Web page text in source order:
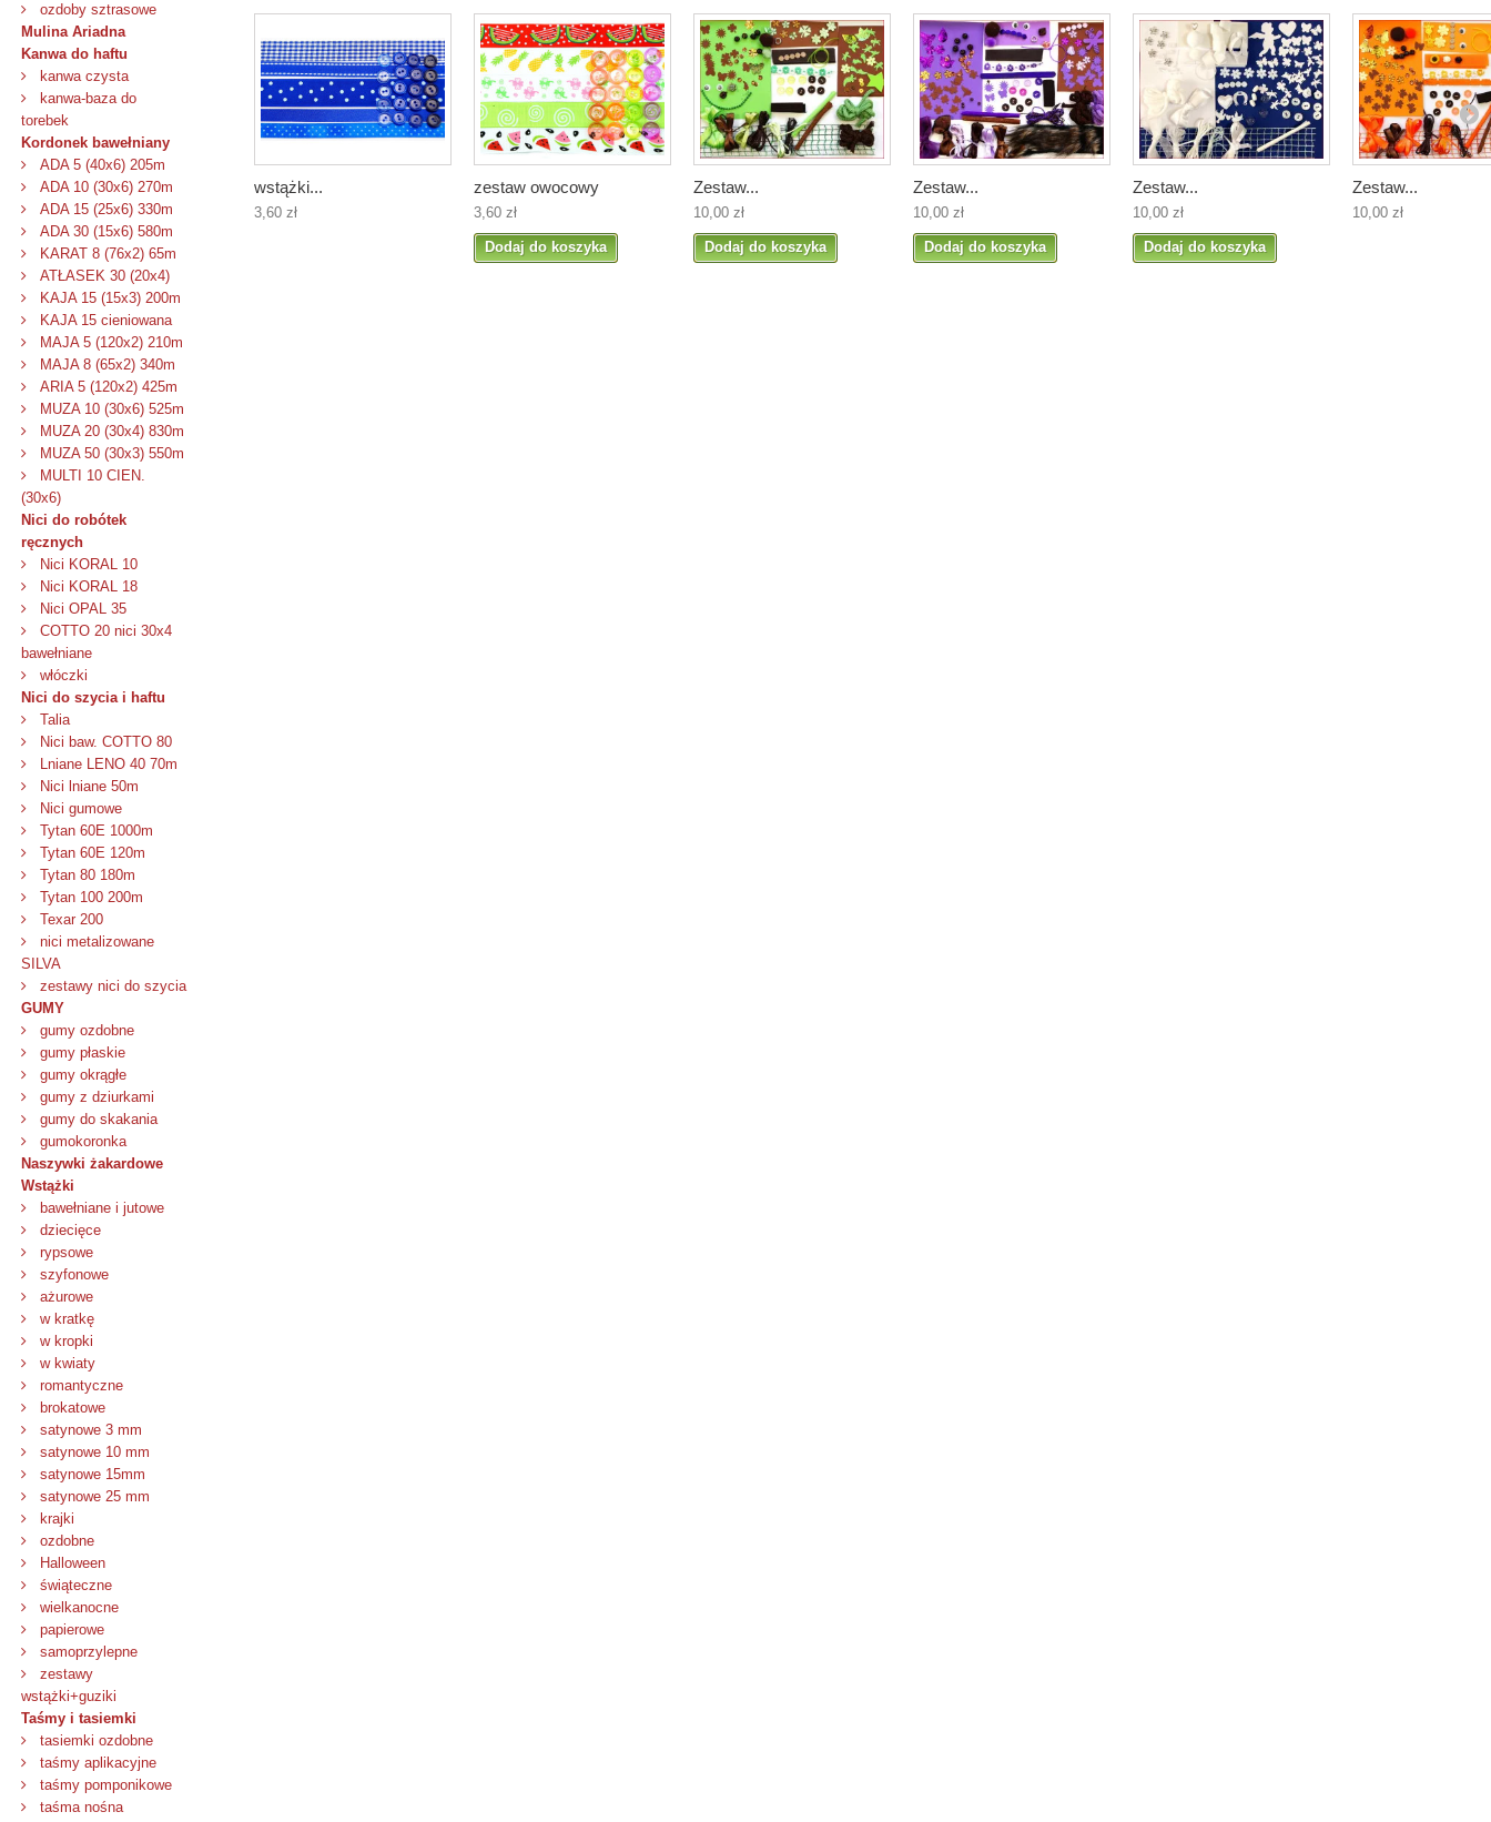
ozdoby sztrasowe
Mulina Ariadna
Kanwa do haftu
kanwa czysta
kanwa-baza do
torebek
Kordonek bawełniany
ADA 5 (40x6) 205m
ADA 10 (30x6) 270m
ADA 15 (25x6) 330m
ADA 30 (15x6) 580m
KARAT 8 (76x2) 65m
ATŁASEK 30 (20x4)
KAJA 15 (15x3) 200m
KAJA 15 cieniowana
MAJA 5 (120x2) 210m
MAJA 8 (65x2) 340m
ARIA 5 (120x2) 425m
MUZA 10 (30x6) 525m
MUZA 20 (30x4) 830m
MUZA 50 (30x3) 550m
MULTI 10 CIEN.
(30x6)
Nici do robótek
ręcznych
Nici KORAL 10
Nici KORAL 18
Nici OPAL 35
COTTO 20 nici 30x4
bawełniane
włóczki
Nici do szycia i haftu
Talia
Nici baw. COTTO 80
Lniane LENO 40 70m
Nici lniane 50m
Nici gumowe
Tytan 60E 1000m
Tytan 60E 120m
Tytan 80 180m
Tytan 100 200m
Texar 200
nici metalizowane
SILVA
zestawy nici do szycia
GUMY
gumy ozdobne
gumy płaskie
gumy okrągłe
gumy z dziurkami
gumy do skakania
gumokoronka
Naszywki żakardowe
Wstążki
bawełniane i jutowe
dziecięce
rypsowe
szyfonowe
ażurowe
w kratkę
w kropki
w kwiaty
romantyczne
brokatowe
satynowe 3 mm
satynowe 10 mm
satynowe 15mm
satynowe 25 mm
krajki
ozdobne
Halloween
świąteczne
wielkanocne
papierowe
samoprzylepne
zestawy
wstążki+guziki
Taśmy i tasiemki
tasiemki ozdobne
taśmy aplikacyjne
taśmy pomponikowe
taśma nośna
wstążki...
3,60 zł
zestaw owocowy
3,60 zł
Dodaj do koszyka
Zestaw...
10,00 zł
Dodaj do koszyka
Zestaw...
10,00 zł
Dodaj do koszyka
Zestaw...
10,00 zł
Dodaj do koszyka
Zestaw...
10,00 zł